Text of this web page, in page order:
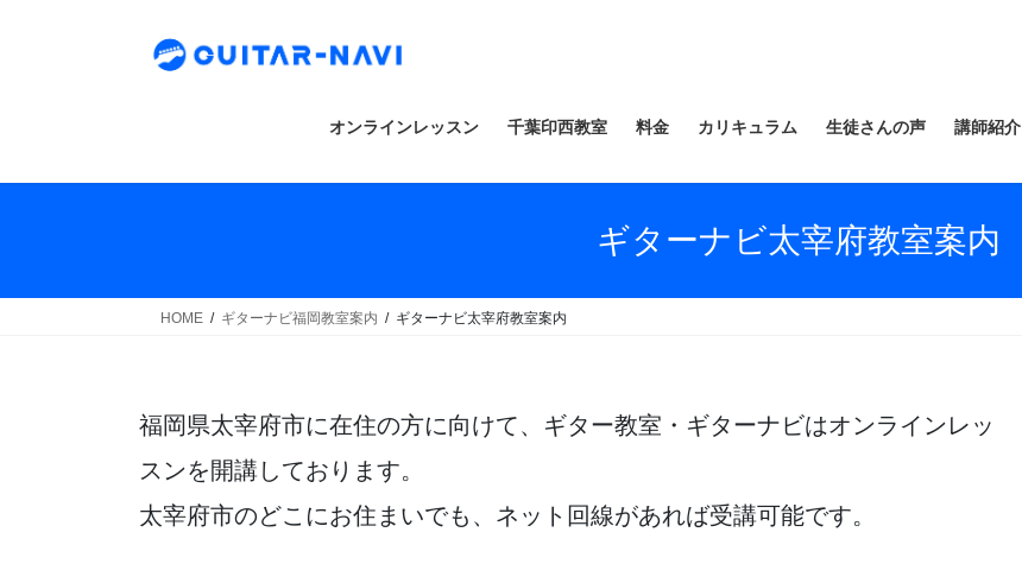
オンラインレッスン 千葉印西教室 料金 カリキュラム 生徒さんの声 講師紹介
ギターナビ太宰府教室案内
HOME ギターナビ福岡教室案内 ギターナビ太宰府教室案内
福岡県太宰府市に在住の方に向けて、ギター教室・ギターナビはオンラインレッ
スンを開講しております。
太宰府市のどこにお住まいでも、ネット回線があれば受講可能です。